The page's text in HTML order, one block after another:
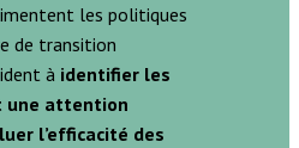
les politiques
de transition
à identifier les
une attention
l’efficacité des